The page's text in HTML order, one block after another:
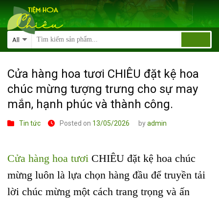
Skip
to
content
Cửa hàng hoa tươi CHIÊU đặt kệ hoa
chúc mừng tượng trưng cho sự may
mắn, hạnh phúc và thành công.
Tin tức Posted on 13/05/2026 byadmin
Cửa hàng hoa tươi CHIÊU đặt kệ hoa chúc
mừng luôn là lựa chọn hàng đầu để truyền tải
lời chúc mừng một cách trang trọng và ấn